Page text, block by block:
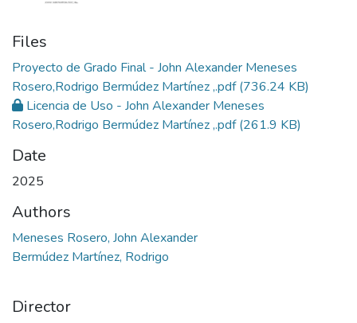
Files
Proyecto de Grado Final - John Alexander Meneses
Rosero,Rodrigo Bermúdez Martínez ,.pdf(736.24 KB)
Licencia de Uso - John Alexander Meneses
Rosero,Rodrigo Bermúdez Martínez ,.pdf(261.9 KB)
Date
2025
Authors
Meneses Rosero, John Alexander
Bermúdez Martínez, Rodrigo
Director